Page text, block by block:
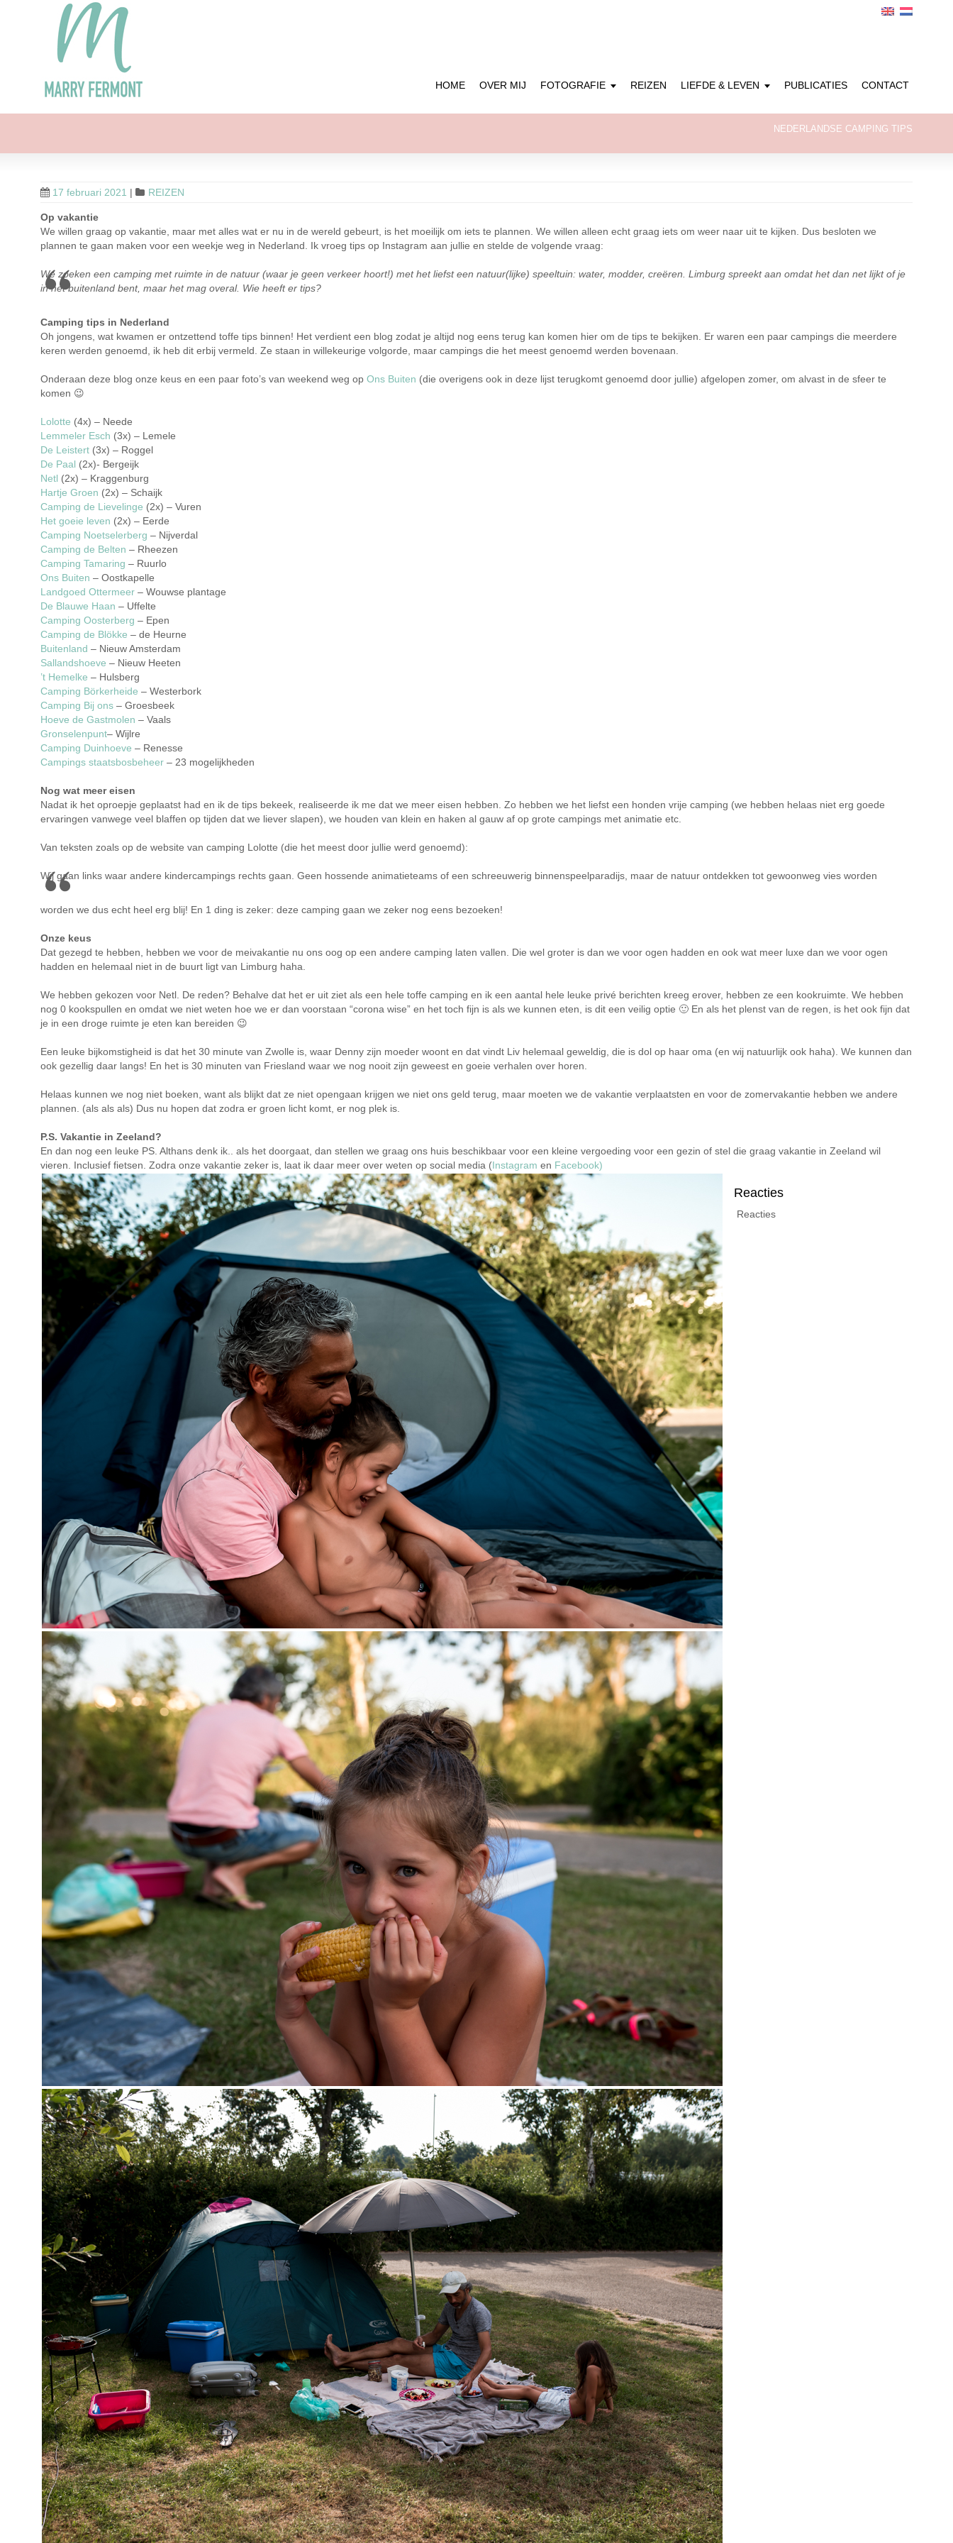
HOME OVER MIJ FOTOGRAFIE REIZEN LIEFDE & LEVEN PUBLICATIES CONTACT
NEDERLANDSE CAMPING TIPS
17 februari 2021 | REIZEN
Op vakantie
We willen graag op vakantie, maar met alles wat er nu in de wereld gebeurt, is het moeilijk om iets te plannen. We willen alleen echt graag iets om weer naar uit te kijken. Dus besloten we
plannen te gaan maken voor een weekje weg in Nederland. Ik vroeg tips op Instagram aan jullie en stelde de volgende vraag:
We zoeken een camping met ruimte in de natuur (waar je geen verkeer hoort!) met het liefst een natuur(lijke) speeltuin: water, modder, creëren. Limburg spreekt aan omdat het dan net lijkt of je
in het buitenland bent, maar het mag overal. Wie heeft er tips?
Camping tips in Nederland
Oh jongens, wat kwamen er ontzettend toffe tips binnen! Het verdient een blog zodat je altijd nog eens terug kan komen hier om de tips te bekijken. Er waren een paar campings die meerdere
keren werden genoemd, ik heb dit erbij vermeld. Ze staan in willekeurige volgorde, maar campings die het meest genoemd werden bovenaan.
Onderaan deze blog onze keus en een paar foto’s van weekend weg op Ons Buiten (die overigens ook in deze lijst terugkomt genoemd door jullie) afgelopen zomer, om alvast in de sfeer te
komen 😉
Lolotte (4x) – Neede
Lemmeler Esch (3x) – Lemele
De Leistert (3x) – Roggel
De Paal (2x)- Bergeijk
Netl (2x) – Kraggenburg
Hartje Groen (2x) – Schaijk
Camping de Lievelinge (2x) – Vuren
Het goeie leven (2x) – Eerde
Camping Noetselerberg – Nijverdal
Camping de Belten – Rheezen
Camping Tamaring – Ruurlo
Ons Buiten – Oostkapelle
Landgoed Ottermeer – Wouwse plantage
De Blauwe Haan – Uffelte
Camping Oosterberg – Epen
Camping de Blökke – de Heurne
Buitenland – Nieuw Amsterdam
Sallandshoeve – Nieuw Heeten
’t Hemelke – Hulsberg
Camping Börkerheide – Westerbork
Camping Bij ons – Groesbeek
Hoeve de Gastmolen – Vaals
Gronselenpunt– Wijlre
Camping Duinhoeve – Renesse
Campings staatsbosbeheer – 23 mogelijkheden
Nog wat meer eisen
Nadat ik het oproepje geplaatst had en ik de tips bekeek, realiseerde ik me dat we meer eisen hebben. Zo hebben we het liefst een honden vrije camping (we hebben helaas niet erg goede
ervaringen vanwege veel blaffen op tijden dat we liever slapen), we houden van klein en haken al gauw af op grote campings met animatie etc.
Van teksten zoals op de website van camping Lolotte (die het meest door jullie werd genoemd):
Wij gaan links waar andere kindercampings rechts gaan. Geen hossende animatieteams of een schreeuwerig binnenspeelparadijs, maar de natuur ontdekken tot gewoonweg vies worden
worden we dus echt heel erg blij! En 1 ding is zeker: deze camping gaan we zeker nog eens bezoeken!
Onze keus
Dat gezegd te hebben, hebben we voor de meivakantie nu ons oog op een andere camping laten vallen. Die wel groter is dan we voor ogen hadden en ook wat meer luxe dan we voor ogen
hadden en helemaal niet in de buurt ligt van Limburg haha.
We hebben gekozen voor Netl. De reden? Behalve dat het er uit ziet als een hele toffe camping en ik een aantal hele leuke privé berichten kreeg erover, hebben ze een kookruimte. We hebben
nog 0 kookspullen en omdat we niet weten hoe we er dan voorstaan “corona wise” en het toch fijn is als we kunnen eten, is dit een veilig optie 🙂 En als het plenst van de regen, is het ook fijn dat
je in een droge ruimte je eten kan bereiden 😉
Een leuke bijkomstigheid is dat het 30 minute van Zwolle is, waar Denny zijn moeder woont en dat vindt Liv helemaal geweldig, die is dol op haar oma (en wij natuurlijk ook haha). We kunnen dan
ook gezellig daar langs! En het is 30 minuten van Friesland waar we nog nooit zijn geweest en goeie verhalen over horen.
Helaas kunnen we nog niet boeken, want als blijkt dat ze niet opengaan krijgen we niet ons geld terug, maar moeten we de vakantie verplaatsten en voor de zomervakantie hebben we andere
plannen. (als als als) Dus nu hopen dat zodra er groen licht komt, er nog plek is.
P.S. Vakantie in Zeeland?
En dan nog een leuke PS. Althans denk ik.. als het doorgaat, dan stellen we graag ons huis beschikbaar voor een kleine vergoeding voor een gezin of stel die graag vakantie in Zeeland wil
vieren. Inclusief fietsen. Zodra onze vakantie zeker is, laat ik daar meer over weten op social media (Instagram en Facebook)
Reacties
Reacties